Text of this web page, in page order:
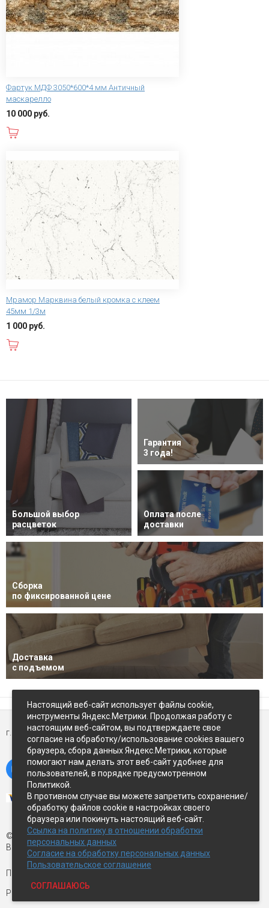
Фартук МДФ 3050*600*4 мм Античный
маскарелло
10 000 руб.
Мрамор Марквина белый кромка с клеем
45мм 1/3м
1 000 руб.
Большой выбор
расцветок
Гарантия
3 года!
Оплата после
доставки
Сборка
по фиксированной цене
Доставка
с подъемом
г. Петропавловск-Камчатский,ул Восточное-шоссе, д.5
© Экспострой, 2026 г.
Все права защищены
Письмо директору:
Разработка сайта —
Настоящий веб-сайт использует файлы cookie,
инструменты Яндекс.Метрики. Продолжая работу с
настоящим веб-сайтом, вы подтверждаете свое
согласие на обработку/использование cookies вашего
браузера, сбора данных Яндекс.Метрики, которые
помогают нам делать этот веб-сайт удобнее для
пользователей, в порядке предусмотренном
Политикой.
В противном случае вы можете запретить сохранение/
обработку файлов cookie в настройках своего
браузера или покинуть настоящий веб-сайт.
Ссылка на политику в отношении обработки
персональных данных
Согласие на обработку персональных данных
Пользовательское соглашение
СОГЛАШАЮСЬ